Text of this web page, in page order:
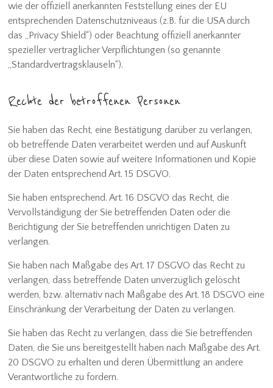
wie der offiziell anerkannten Feststellung eines der EU
entsprechenden Datenschutzniveaus (z.B. für die USA durch
das „Privacy Shield“) oder Beachtung offiziell anerkannter
spezieller vertraglicher Verpflichtungen (so genannte
„Standardvertragsklauseln“).
Rechte der betroffenen Personen
Sie haben das Recht, eine Bestätigung darüber zu verlangen,
ob betreffende Daten verarbeitet werden und auf Auskunft
über diese Daten sowie auf weitere Informationen und Kopie
der Daten entsprechend Art. 15 DSGVO.
Sie haben entsprechend. Art. 16 DSGVO das Recht, die
Vervollständigung der Sie betreffenden Daten oder die
Berichtigung der Sie betreffenden unrichtigen Daten zu
verlangen.
Sie haben nach Maßgabe des Art. 17 DSGVO das Recht zu
verlangen, dass betreffende Daten unverzüglich gelöscht
werden, bzw. alternativ nach Maßgabe des Art. 18 DSGVO eine
Einschränkung der Verarbeitung der Daten zu verlangen.
Sie haben das Recht zu verlangen, dass die Sie betreffenden
Daten, die Sie uns bereitgestellt haben nach Maßgabe des Art.
20 DSGVO zu erhalten und deren Übermittlung an andere
Verantwortliche zu fordern.